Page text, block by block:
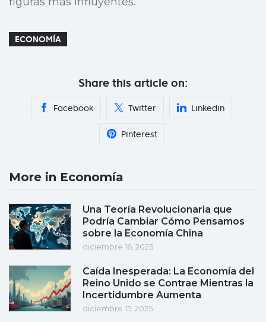
ECONOMÍA
Share this article on:
Facebook Twitter Linkedin
Pinterest
More in Economía
Una Teoría Revolucionaria que
Podría Cambiar Cómo Pensamos
sobre la Economía China
diciembre 16, 2025
Caída Inesperada: La Economía del
Reino Unido se Contrae Mientras la
Incertidumbre Aumenta
diciembre 15, 2025